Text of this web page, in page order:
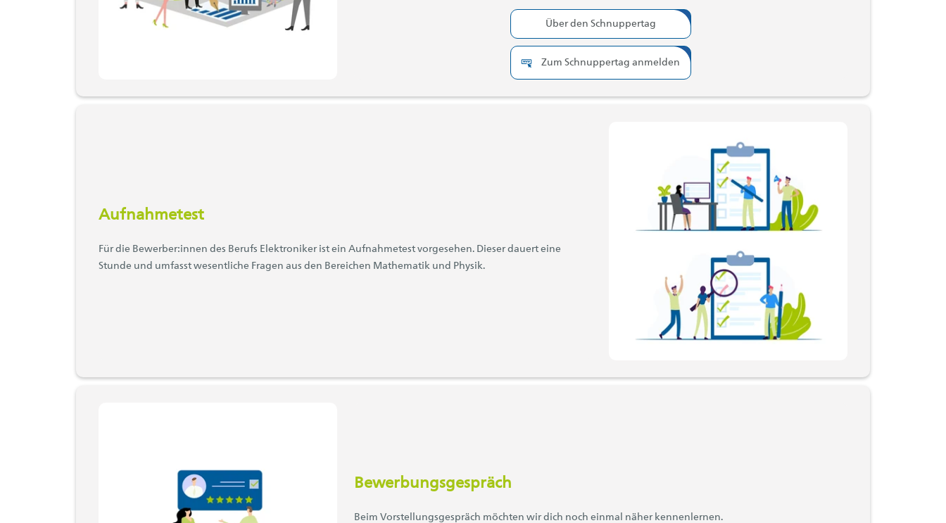
Über den Schnuppertag
Zum Schnuppertag anmelden
Aufnahmetest
Für die Bewerber:innen des Berufs Elektroniker ist ein Aufnahmetest vorgesehen. Dieser dauert eine
Stunde und umfasst wesentliche Fragen aus den Bereichen Mathematik und Physik.
Bewerbungsgespräch
Beim Vorstellungsgespräch möchten wir dich noch einmal näher kennenlernen.